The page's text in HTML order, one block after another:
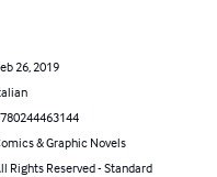
26, 2019
& Graphic Novels
Rights Reserved - Standard